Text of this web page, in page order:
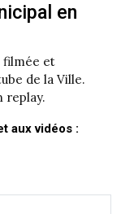
en
filmée et
de la Ville.
replay.
aux vidéos :